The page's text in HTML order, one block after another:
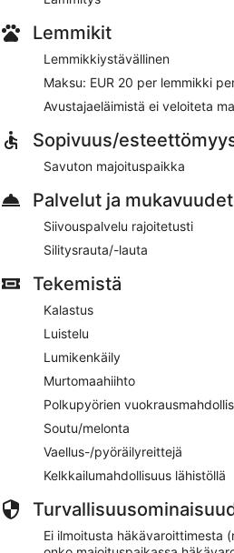
Lemmikit
Lemmikkiystävällinen
Maksu: EUR 20 per lemmikki
Avustajaeläimistä ei veloiteta
Sopivuus/
Savuton majoituspaikka
Palvelut ja mukavuudet
Siivouspalvelu rajoitetusti
Silitysrauta/-lauta
Tekemistä
Kalastus
Luistelu
Lumikenkäily
Murtomaahiihto
Polkupyörien
Soutu/melonta
Vaellus-/pyöräilyreittejä
Kelkkailumahdollisuus lähistöllä
Ei ilmoitusta häkävaroittimesta